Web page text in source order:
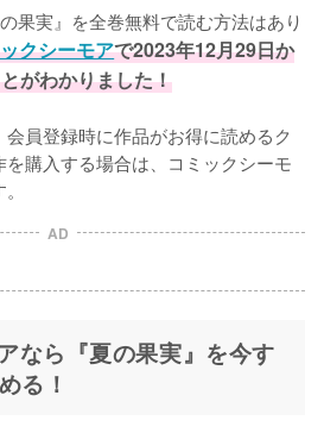
果実』を全巻無料で読む方法はあり
クシーモアで2023年12月29日か
がわかりました！
員登録時に作品がお得に読めるク
購入する場合は、コミックシーモ
AD
なら『夏の果実』を今す
る！